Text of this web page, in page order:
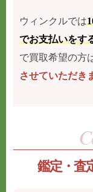
ウィンクルでは
でお支払いをす
で買取希望の方
させていただき
鑑定・査